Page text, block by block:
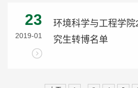
23
2019-01
环境科学与工程学
究生转博名单